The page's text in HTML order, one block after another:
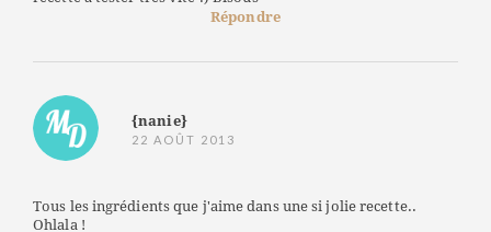
Répondre
{nanie}
22 AOÛT 2013
Tous les ingrédients que j'aime dans une si jolie recette..
Ohlala !